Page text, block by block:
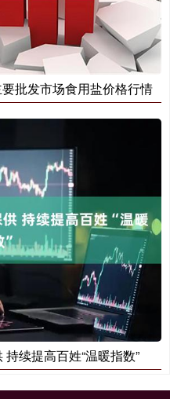
批发市场食用盐价格行情
续提高百姓“温暖指数”